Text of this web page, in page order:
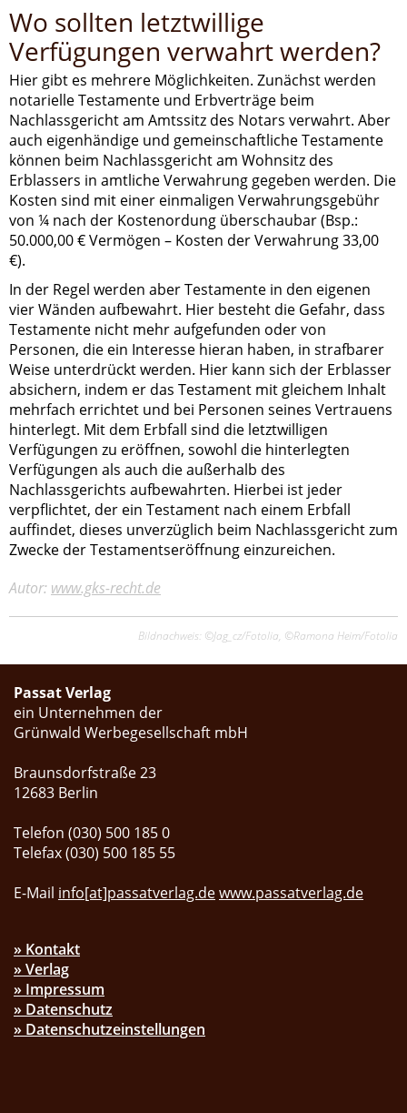
Wo sollten letztwillige
Verfügungen verwahrt werden?
Hier gibt es mehrere Möglichkeiten. Zunächst werden
notarielle Testamente und Erbverträge beim
Nachlassgericht am Amtssitz des Notars verwahrt. Aber
auch eigenhändige und gemeinschaftliche Testamente
können beim Nachlassgericht am Wohnsitz des
Erblassers in amtliche Verwahrung gegeben werden. Die
Kosten sind mit einer einmaligen Verwahrungsgebühr
von ¼ nach der Kostenordung überschaubar (Bsp.:
50.000,00 € Vermögen – Kosten der Verwahrung 33,00
€).
In der Regel werden aber Testamente in den eigenen
vier Wänden aufbewahrt. Hier besteht die Gefahr, dass
Testamente nicht mehr aufgefunden oder von
Personen, die ein Interesse hieran haben, in strafbarer
Weise unterdrückt werden. Hier kann sich der Erblasser
absichern, indem er das Testament mit gleichem Inhalt
mehrfach errichtet und bei Personen seines Vertrauens
hinterlegt. Mit dem Erbfall sind die letztwilligen
Verfügungen zu eröffnen, sowohl die hinterlegten
Verfügungen als auch die außerhalb des
Nachlassgerichts aufbewahrten. Hierbei ist jeder
verpflichtet, der ein Testament nach einem Erbfall
auffindet, dieses unverzüglich beim Nachlassgericht zum
Zwecke der Testamentseröffnung einzureichen.
Autor: www.gks-recht.de
Bildnachweis: ©Jag_cz/Fotolia, ©Ramona Heim/Fotolia
Passat Verlag
ein Unternehmen der
Grünwald Werbegesellschaft mbH
Braunsdorfstraße 23
12683 Berlin
Telefon (030) 500 185 0
Telefax (030) 500 185 55
E-Mail info[at]passatverlag.dewww.passatverlag.de
» Kontakt
» Verlag
» Impressum
» Datenschutz
» Datenschutzeinstellungen